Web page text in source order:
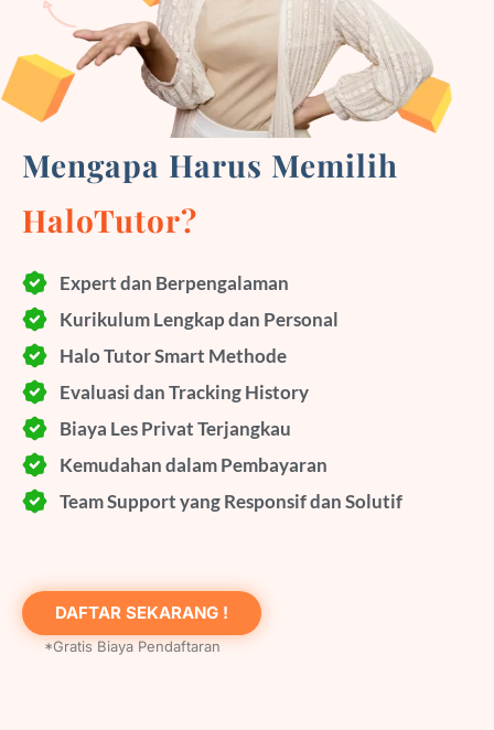
Mengapa Harus Memilih
HaloTutor?
Expert dan Berpengalaman
Kurikulum Lengkap dan Personal
Halo Tutor Smart Methode
Evaluasi dan Tracking History
Biaya Les Privat Terjangkau
Kemudahan dalam Pembayaran
Team Support yang Responsif dan Solutif
DAFTAR SEKARANG !
*Gratis Biaya Pendaftaran